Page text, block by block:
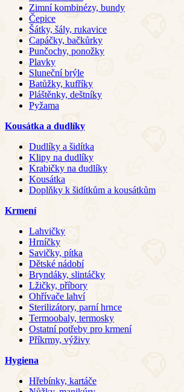
Zimní kombinézy, bundy
Čepice
Šátky, šály, rukavice
Capáčky, bačkůrky
Punčochy, ponožky
Plavky
Sluneční brýle
Batůžky, kufříky
Pláštěnky, deštníky
Pyžama
Kousátka a dudlíky
Dudlíky a šidítka
Klipy na dudlíky
Krabičky na dudlíky
Kousátka
Doplňky k šidítkům a kousátkům
Krmení
Lahvičky
Hrníčky
Savičky, pítka
Dětské nádobí
Bryndáky, slintáčky
Lžičky, příbory
Ohřívače lahví
Sterilizátory, parní hrnce
Termoobaly, termosky
Ostatní potřeby pro krmení
Příkrmy, výživy
Hygiena
Hřebínky, kartáče